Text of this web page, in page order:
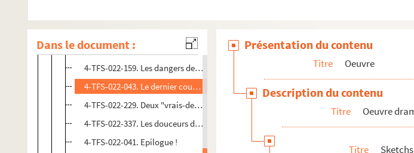
Dans le document :
4-TFS-022-040. Ciné sonore !
4-TFS-022-152. Collaboration : sketch en 2 tableaux
4-TFS-022-159. Les dangers de la publicité
4-TFS-022-043. Le dernier couple
4-TFS-022-229. Deux "vrais-de-vrais"
4-TFS-022-337. Les douceurs de la grippe
4-TFS-022-041. Epilogue !
Présentation du contenu
Titre Oeuvre
Description du contenu
Titre Oeuvre
Titre Sketchs